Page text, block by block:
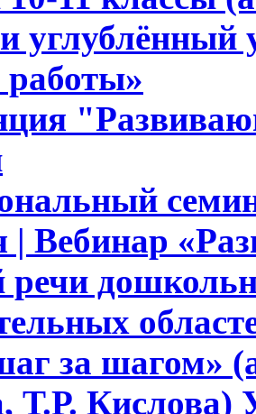
углублённый
работы»
| Вебинар
речи
за шагом»
Кислова)